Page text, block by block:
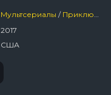
Мультсериалы / Приключения
2017
США